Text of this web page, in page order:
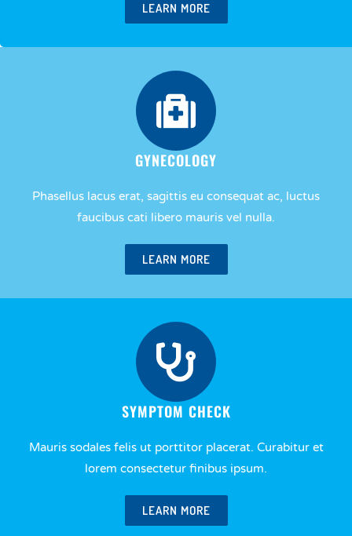
LEARN MORE
GYNECOLOGY
Phasellus lacus erat, sagittis eu consequat ac, luctus
faucibus cati libero mauris vel nulla.
LEARN MORE
SYMPTOM CHECK
Mauris sodales felis ut porttitor placerat. Curabitur et
lorem consectetur finibus ipsum.
LEARN MORE